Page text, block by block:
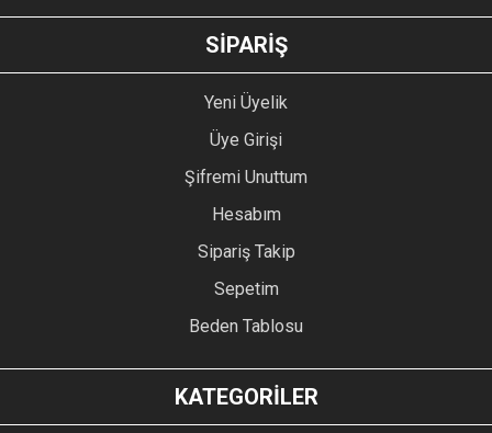
GÖNDER
SİPARİŞ
Yeni Üyelik
Üye Girişi
Şifremi Unuttum
Hesabım
Sipariş Takip
Sepetim
Beden Tablosu
KATEGORİLER